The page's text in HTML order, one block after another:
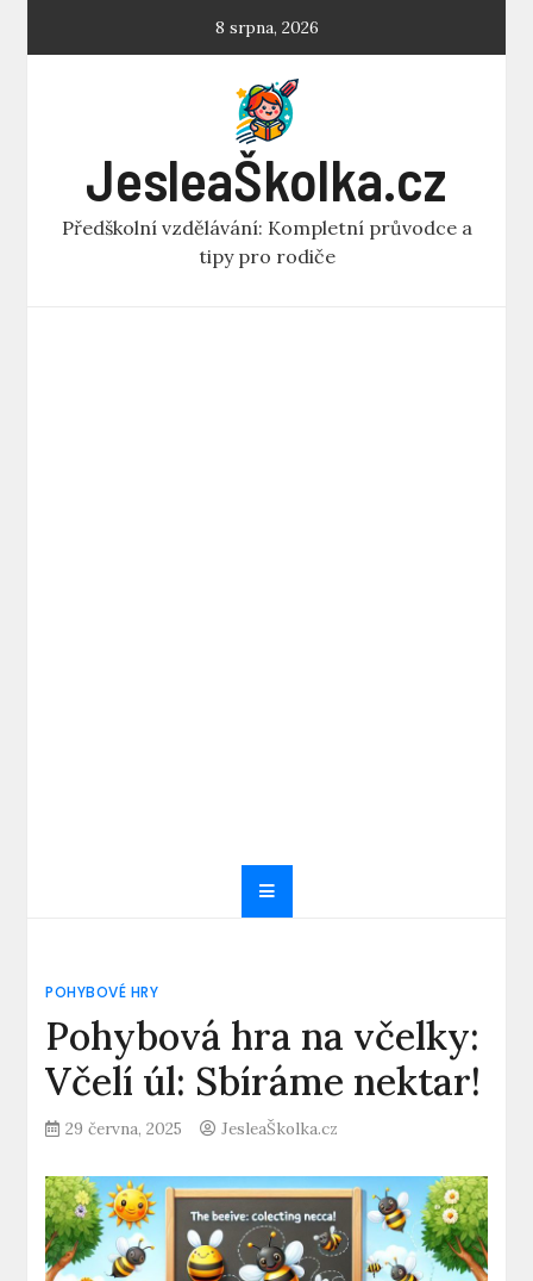
8 srpna, 2026
JesleaŠkolka.cz
Předškolní vzdělávání: Kompletní průvodce a
tipy pro rodiče
POHYBOVÉ HRY
Pohybová hra na včelky:
Včelí úl: Sbíráme nektar!
29 června, 2025 JesleaŠkolka.cz